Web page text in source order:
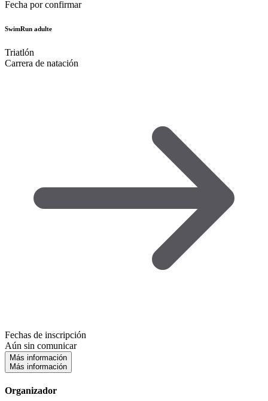
Fecha por confirmar
SwimRun adulte
Triatlón
Carrera de natación
Fechas de inscripción
Aún sin comunicar
Más información
Más información
Organizador